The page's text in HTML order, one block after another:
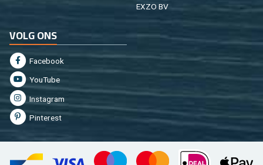
EXZO BV
VOLG ONS
Fa­cebook
You­Tu­be
In­st­agram
Pin­te­rest